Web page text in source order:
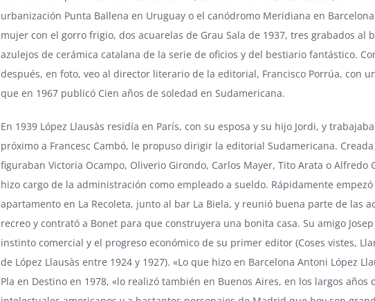
urbanización Punta Ballena en Uruguay o el canódromo Meridiana en
mujer con el gorro frigio, dos acuarelas de Grau Sala de 1937, tres grabados al
azulejos de cerámica catalana de la serie de oficios y del bestiario fantástico.
después, en foto, veo al director literario de la editorial, Francisco Porrúa, con
que en 1967 publicó Cien años de soledad en Sudamericana.
En 1939 López Llausàs residía en París, con su esposa y su hijo Jordi, y
próximo a Francesc Cambó, le propuso dirigir la editorial Sudamericana.
figuraban Victoria Ocampo, Oliverio Girondo, Carlos Mayer, Tito Arata o Alfredo
hizo cargo de la administración como empleado a sueldo. Rápidamente
apartamento en La Recoleta, junto al bar La Biela, y reunió buena parte de las
recreo y contrató a Bonet para que construyera una bonita casa. Su amigo
instinto comercial y el progreso económico de su primer editor (Coses vistes,
de López Llausàs entre 1924 y 1927). «Lo que hizo en Barcelona Antoni López
Pla en Destino en 1978, «lo realizó también en Buenos Aires, en los largos